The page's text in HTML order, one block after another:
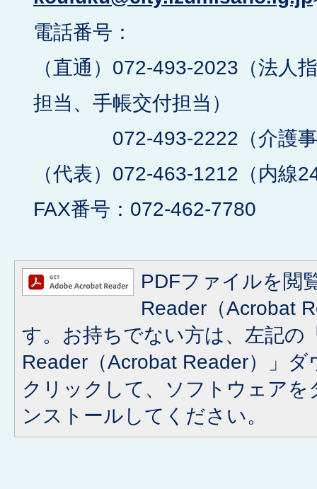
電話番号：
（直通）072-493-2023（法人
担当、手帳交付担当）
072-493-2222（介護事
（代表）072-463-1212（内線
FAX番号：072-462-7780
PDFファイルを閲
Reader（Acrobat
す。お持ちでない方は、左記の
Reader（Acrobat Reader）」
クリックして、ソフトウェア
ンストールしてください。